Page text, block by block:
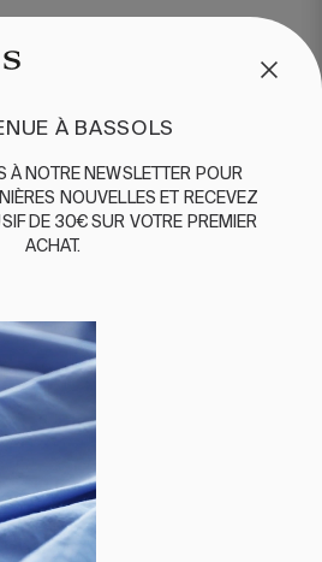
FRANÇAIS
PRESENT MAGENTO, INC. ALL
POLITIQUE DE CONFIDENTIALITÉ
À BASSOLS
À NOTRE NEWSLETTER POUR
NOUVELLES ET RECEVEZ
DE 30€SUR VOTRE PREMIER
ACHAT.